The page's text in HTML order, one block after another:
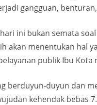
gangguan,
ini bukan semata
akan menentukan hal
publik Ibu Kota
berduyun-duyun dan
kehendak bebas